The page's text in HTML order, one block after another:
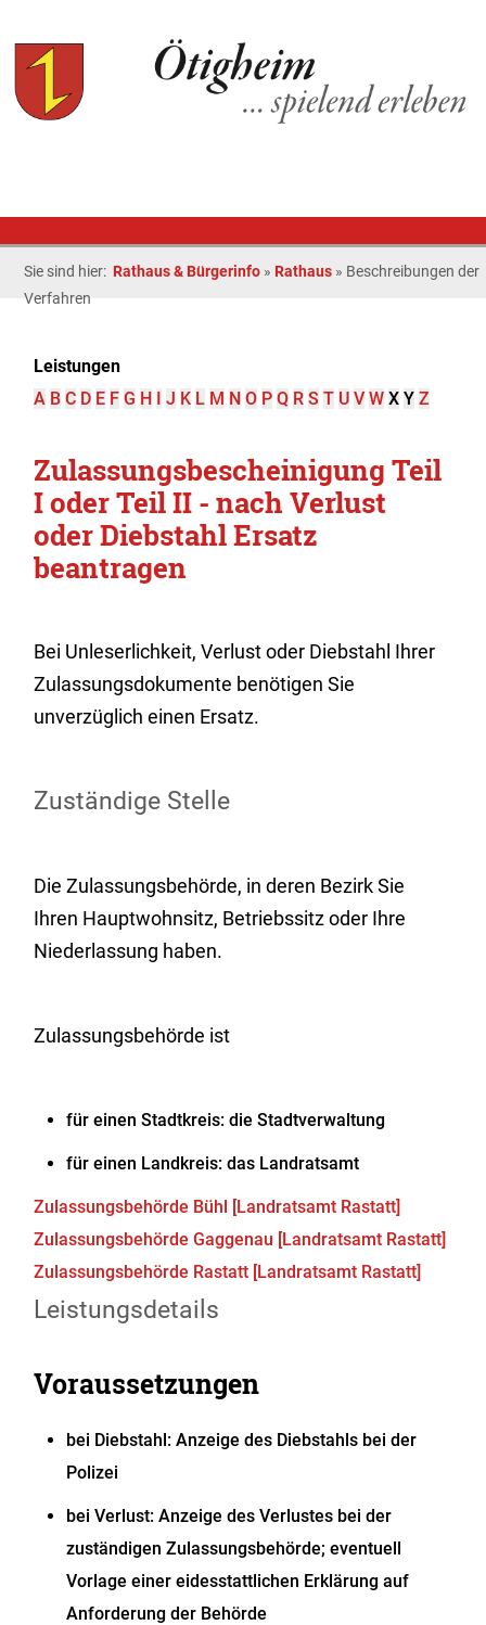
Sie sind hier: Rathaus & Bürgerinfo » Rathaus » Beschreibungen der
Verfahren
Leistungen
A B C D E F G H I J K L M N O P Q R S T U V W X Y Z
Zulassungsbescheinigung Teil
I oder Teil II - nach Verlust
oder Diebstahl Ersatz
beantragen
Bei Unleserlichkeit, Verlust oder Diebstahl Ihrer
Zulassungsdokumente benötigen Sie
unverzüglich einen Ersatz.
Zuständige Stelle
Die Zulassungsbehörde, in deren Bezirk Sie
Ihren Hauptwohnsitz, Betriebssitz oder Ihre
Niederlassung haben.
Zulassungsbehörde ist
für einen Stadtkreis: die Stadtverwaltung
für einen Landkreis: das Landratsamt
Zulassungsbehörde Bühl [Landratsamt Rastatt]
Zulassungsbehörde Gaggenau [Landratsamt Rastatt]
Zulassungsbehörde Rastatt [Landratsamt Rastatt]
Leistungsdetails
Voraussetzungen
bei Diebstahl: Anzeige des Diebstahls bei der
Polizei
bei Verlust: Anzeige des Verlustes bei der
zuständigen Zulassungsbehörde; eventuell
Vorlage einer eidesstattlichen Erklärung auf
Anforderung der Behörde